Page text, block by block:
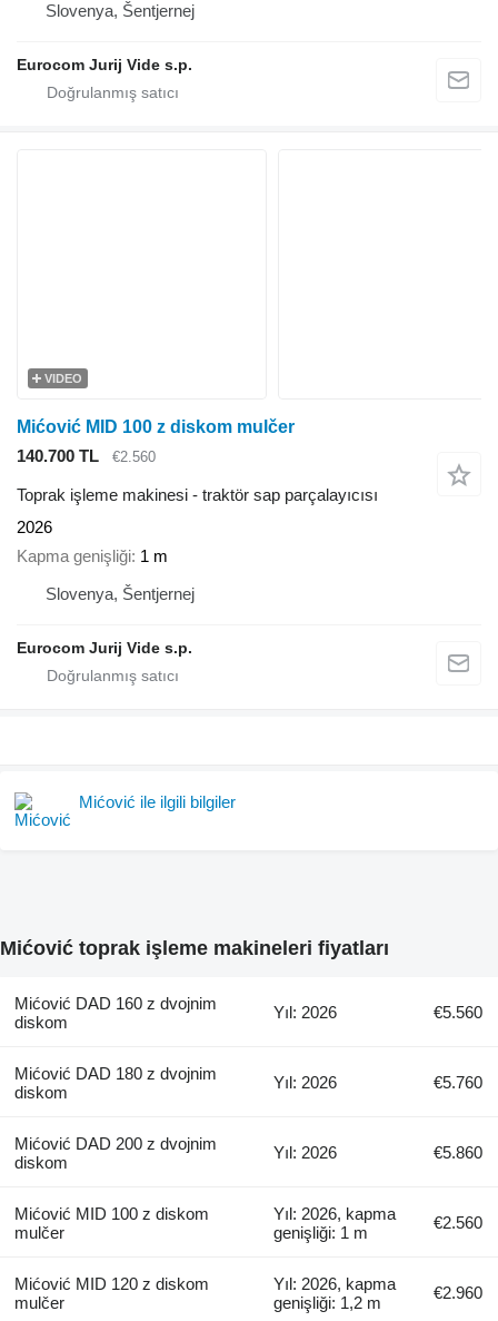
Slovenya, Šentjernej
Eurocom Jurij Vide s.p.
VIDEO
Mićović MID 100 z diskom mulčer
140.700 TL
€2.560
Toprak işleme makinesi - traktör sap parçalayıcısı
2026
Kapma genişliği 1 m
Slovenya, Šentjernej
Eurocom Jurij Vide s.p.
Mićović ile ilgili bilgiler
Mićović toprak işleme makineleri fiyatları
Mićović DAD 160 z dvojnim
diskom
Yıl: 2026 €5.560
Mićović DAD 180 z dvojnim
diskom
Yıl: 2026 €5.760
Mićović DAD 200 z dvojnim
diskom
Yıl: 2026 €5.860
Mićović MID 100 z diskom
mulčer
Yıl: 2026, kapma
genişliği: 1 m
€2.560
Mićović MID 120 z diskom
mulčer
Yıl: 2026, kapma
genişliği: 1,2 m
€2.960